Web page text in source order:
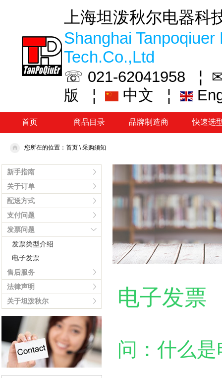
上海坦泼秋尔电器科
Shanghai
Tech.Co.,Ltd
☏ 021-62041958 ¦
版
¦ 中文 ¦
首页 商品目录 品牌制造商 快速选
您所在的位置： 首页 \采购须知
新手指南
关于订单
配送方式
支付问题
发票问题
发票类型介绍
电子发票
售后服务
法律声明
关于坦泼秋尔
电子发票
问：什么